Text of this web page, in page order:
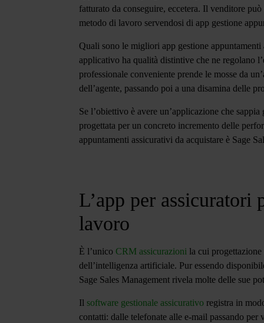
fatturato da conseguire, eccetera. Il venditore può
metodo di lavoro servendosi di app gestione
Quali sono le miglioriapp gestione appuntamenti
applicativo ha qualità distintive che ne regolano
professionale conveniente prende le mosse da
dell’agente, passando poi a una disamina delle
Se l’obiettivo è avere un’applicazione che
progettata per un concreto incremento delle
appuntamenti assicurativi da acquistare è Sage
L’app per
lavoro
È l’unico CRM assicurazioni la cui
dell’intelligenza artificiale. Pur essendo
Sage Sales Management rivela molte delle sue
Il software gestionale assicurativo registra in
contatti: dalle telefonate alle e-mail passando